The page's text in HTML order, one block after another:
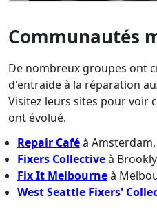
Communautés
De nombreux groupes ont
d'entraide à la réparation
Visitez leurs sites pour voir
ont évolué.
Repair Caféà Amsterdam,
Fixers Collectiveà
Fix It Melbourneà
West Seattle Fixers'